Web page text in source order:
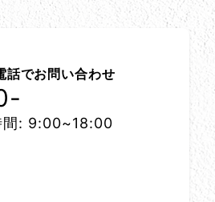
話でお問い合わせ
間: 9:00~18:00